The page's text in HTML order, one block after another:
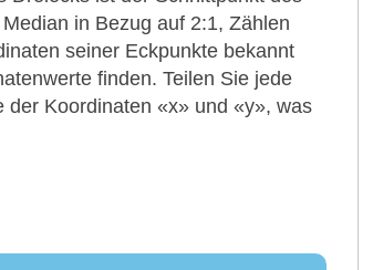
in Bezug auf 2:1, Zählen
seiner Eckpunkte bekannt
finden. Teilen Sie jede
Koordinaten «x» und «y», was